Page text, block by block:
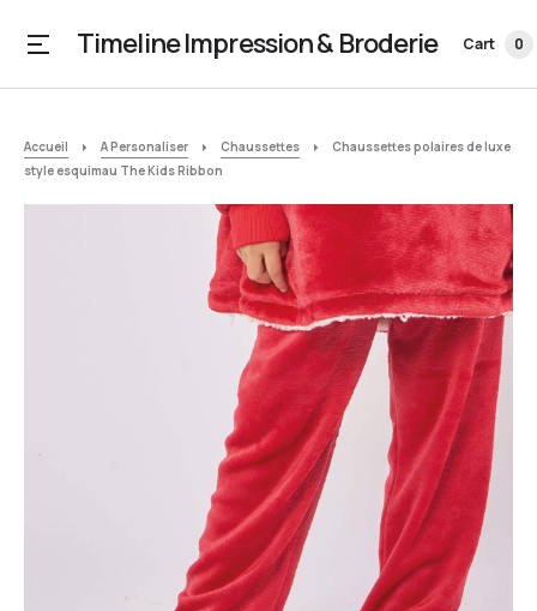
Timeline Impression & Broderie Cart 0
Accueil A Personaliser Chaussettes
Chaussettes polaires de luxe
style esquimau The Kids Ribbon